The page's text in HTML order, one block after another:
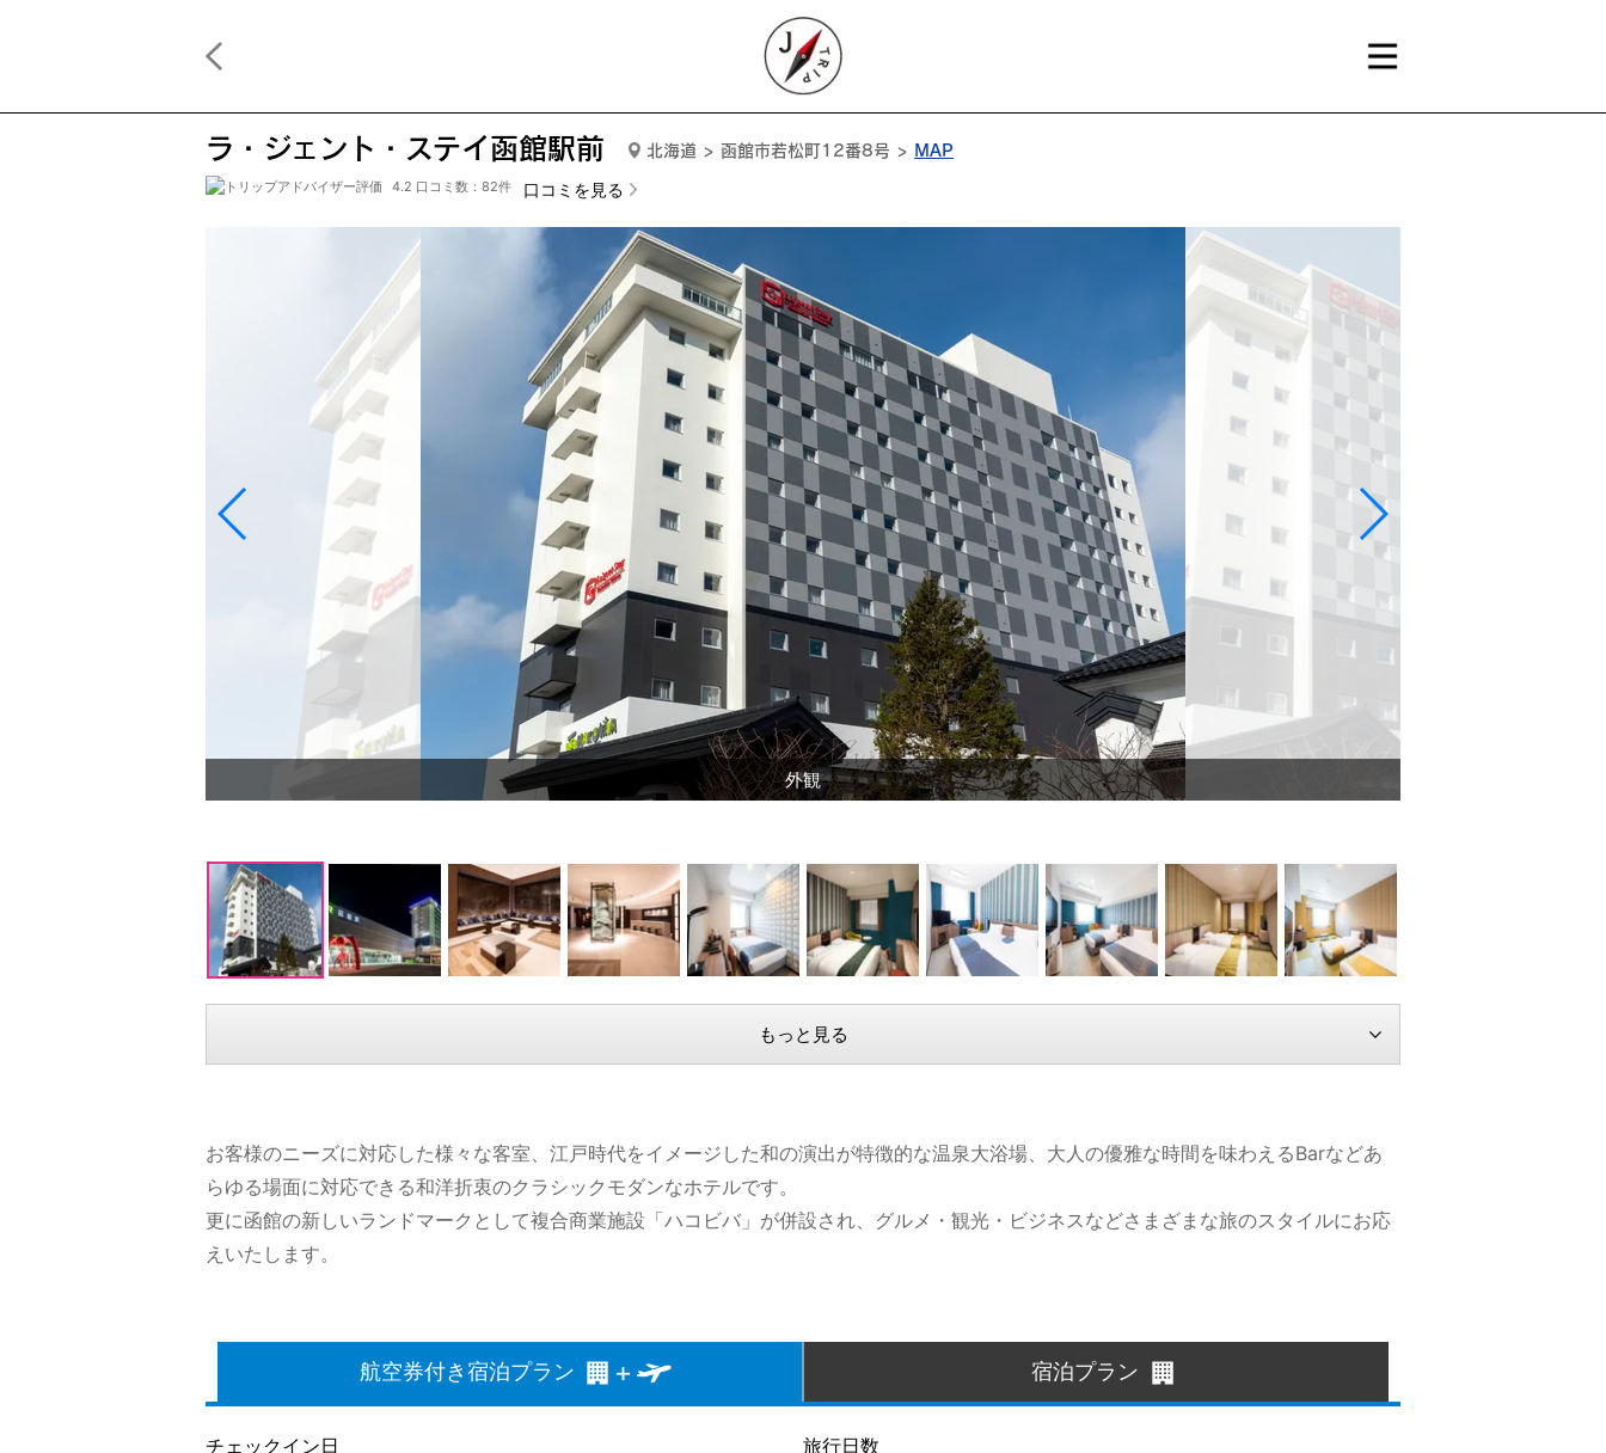
ラ・ジェント・ステイ函館駅前 北海道 > 函館市若松町12番8号 > MAP
4.2 口コミ数：82件 口コミを見る
外観 JR函館駅から徒歩1分
もっと見る
お客様のニーズに対応した様々な客室、江戸時代をイメージした和の演出が特徴的な温泉大浴場、大人の優雅な時間を味わえるBarなどあ
らゆる場面に対応できる和洋折衷のクラシックモダンなホテルです。
更に函館の新しいランドマークとして複合商業施設「ハコビバ」が併設され、グルメ・観光・ビジネスなどさまざまな旅のスタイルにお応
えいたします。
航空券付き宿泊プラン 宿泊プラン
チェックイン日 旅行日数